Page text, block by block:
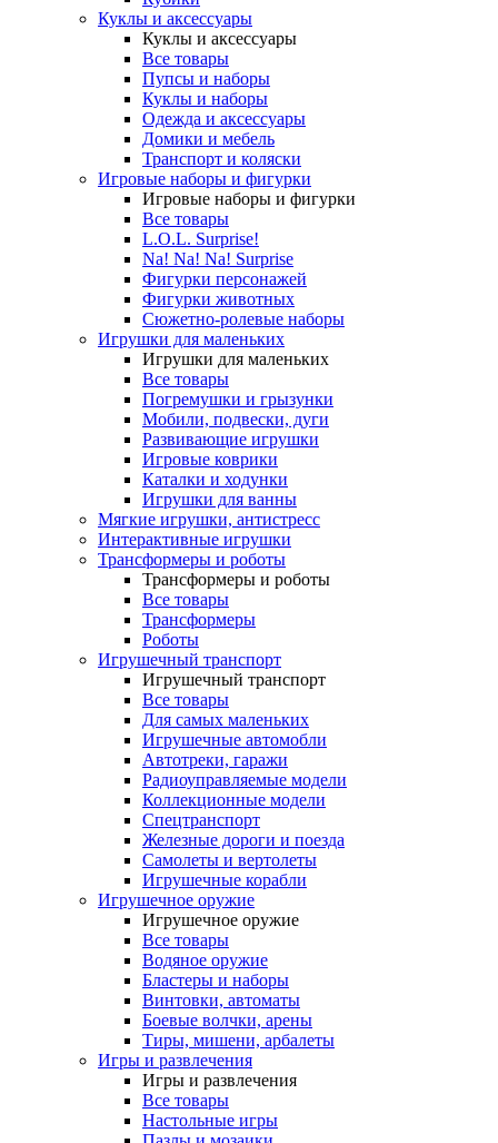
Куклы и аксессуары
Куклы и аксессуары
Все товары
Пупсы и наборы
Куклы и наборы
Одежда и аксессуары
Домики и мебель
Транспорт и коляски
Игровые наборы и фигурки
Игровые наборы и фигурки
Все товары
L.O.L. Surprise!
Na! Na! Na! Surprise
Фигурки персонажей
Фигурки животных
Сюжетно-ролевые наборы
Игрушки для маленьких
Игрушки для маленьких
Все товары
Погремушки и грызунки
Мобили, подвески, дуги
Развивающие игрушки
Игровые коврики
Каталки и ходунки
Игрушки для ванны
Мягкие игрушки, антистресс
Интерактивные игрушки
Трансформеры и роботы
Трансформеры и роботы
Все товары
Трансформеры
Роботы
Игрушечный транспорт
Игрушечный транспорт
Все товары
Для самых маленьких
Игрушечные автомобли
Автотреки, гаражи
Радиоуправляемые модели
Коллекционные модели
Спецтранспорт
Железные дороги и поезда
Самолеты и вертолеты
Игрушечные корабли
Игрушечное оружие
Игрушечное оружие
Все товары
Водяное оружие
Бластеры и наборы
Винтовки, автоматы
Боевые волчки, арены
Тиры, мишени, арбалеты
Игры и развлечения
Игры и развлечения
Все товары
Настольные игры